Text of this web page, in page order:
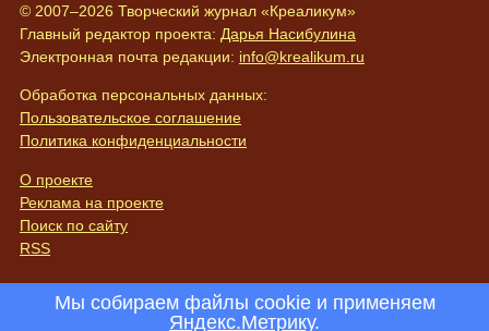
© 2007–2026 Творческий журнал «Креаликум»
Главный редактор проекта: Дарья Насибулина
Электронная почта редакции: info@krealikum.ru
Обработка персональных данных:
Пользовательское соглашение
Политика конфиденциальности
О проекте
Реклама на проекте
Поиск по сайту
RSS
Мы собираем файлы cookie и применяем
Яндекс.Метрику.